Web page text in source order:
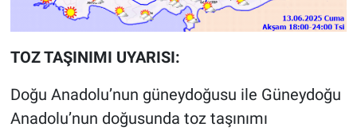
TOZ TAŞINIMI UYARISI:
Doğu Anadolu’nun güneydoğusu ile Güneydoğu
Anadolu’nun doğusunda toz taşınımı